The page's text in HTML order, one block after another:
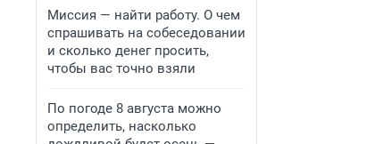
Миссия — найти работу. О чем
спрашивать на собеседовании
и сколько денег просить,
чтобы вас точно взяли
По погоде 8 августа можно
определить, насколько